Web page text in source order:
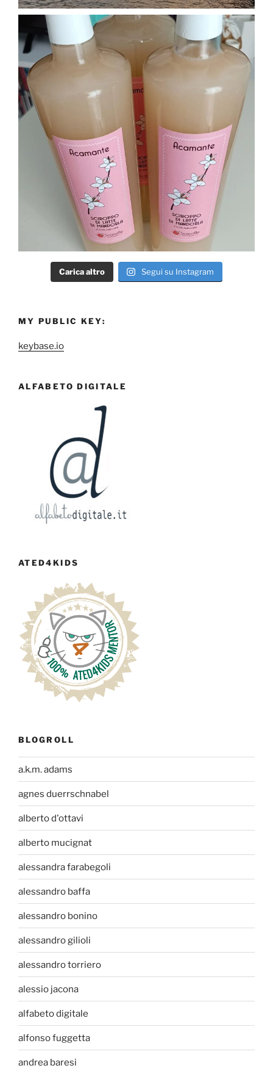
Carica altro Segui su Instagram
MY PUBLIC KEY:
keybase.io
ALFABETO DIGITALE
ATED4KIDS
BLOGROLL
a.k.m. adams
agnes duerrschnabel
alberto d'ottavi
alberto mucignat
alessandra farabegoli
alessandro baffa
alessandro bonino
alessandro gilioli
alessandro torriero
alessio jacona
alfabeto digitale
alfonso fuggetta
andrea baresi